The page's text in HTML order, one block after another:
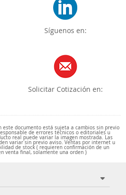
Síguenos en:
Solicitar Cotización en:
este documento está sujeta a cambios sin previo
de errores técnicos o editoriales u
real puede variar la imagen mostrada. Las
variar sin previo aviso. Ventas por internet u
de stock ( requieren confirmación de un
venta final, solamente una orden )